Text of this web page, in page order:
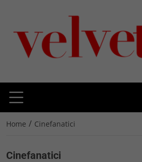
Home / Cinefanatici
Cinefanatici